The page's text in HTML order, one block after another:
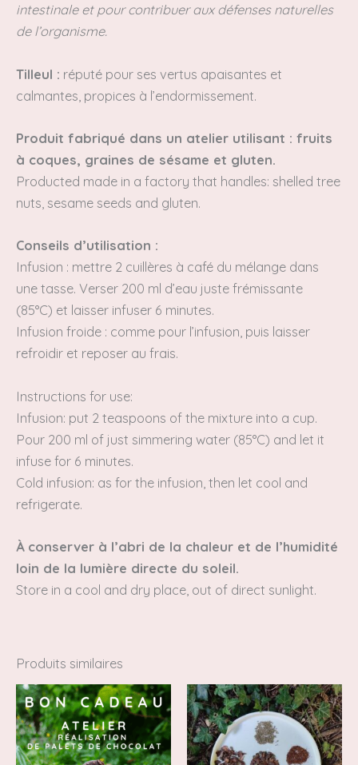
intestinale et pour contribuer aux défenses naturelles
de l’organisme.
Tilleul : réputé pour ses vertus apaisantes et
calmantes, propices à l’endormissement.
Produit fabriqué dans un atelier utilisant : fruits
à coques, graines de sésame et gluten.
Producted made in a factory that handles: shelled tree
nuts, sesame seeds and gluten.
Conseils d’utilisation :
Infusion : mettre 2 cuillères à café du mélange dans
une tasse. Verser 200 ml d’eau juste frémissante
(85°C) et laisser infuser 6 minutes.
Infusion froide : comme pour l’infusion, puis laisser
refroidir et reposer au frais.
Instructions for use:
Infusion: put 2 teaspoons of the mixture into a cup.
Pour 200 ml of just simmering water (85°C) and let it
infuse for 6 minutes.
Cold infusion: as for the infusion, then let cool and
refrigerate.
À conserver à l’abri de la chaleur et de l’humidité
loin de la lumière directe du soleil.
Store in a cool and dry place, out of direct sunlight.
Produits similaires